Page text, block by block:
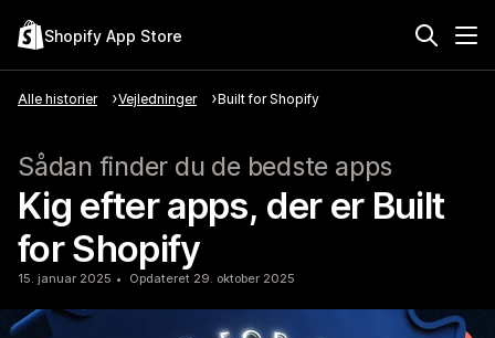
Shopify App Store
Alle historier Vejledninger Built for Shopify
Sådan finder du de bedste apps
Kig efter apps, der er Built
for Shopify
15. januar 2025 Opdateret 29. oktober 2025